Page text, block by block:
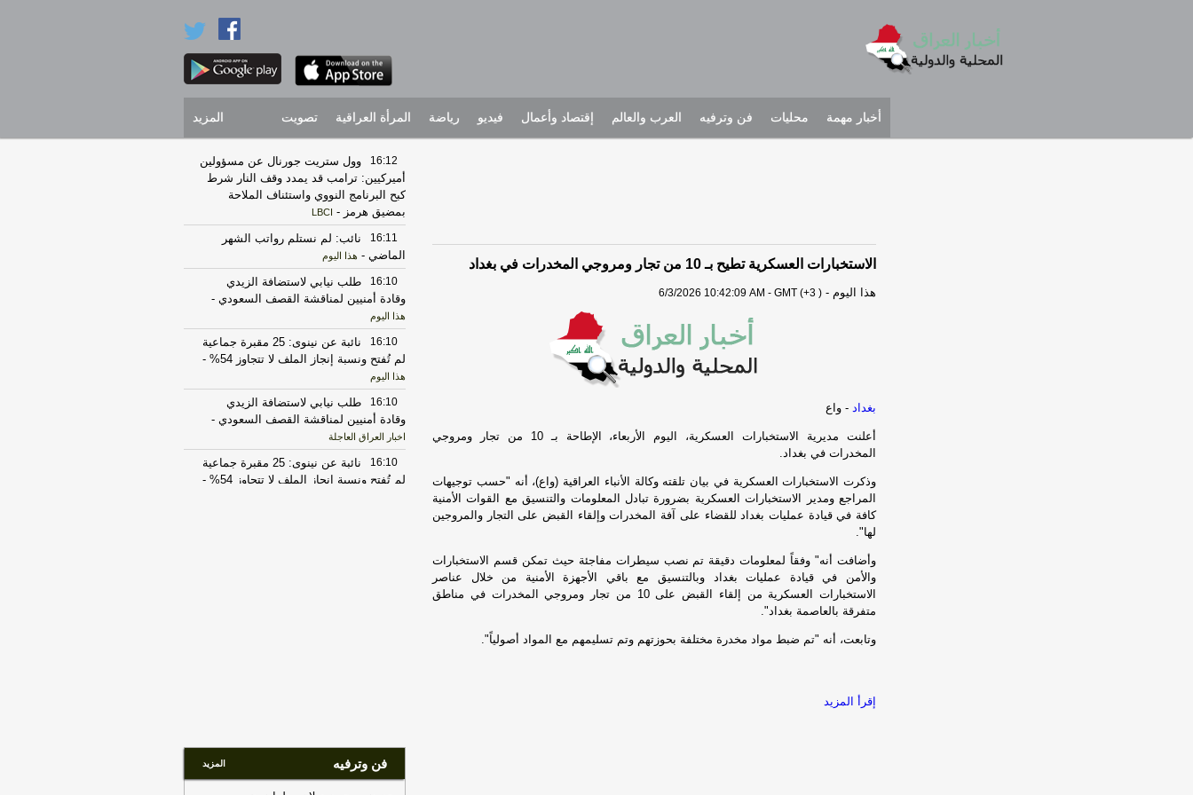
أخبار مهمة محليات فن وترفيه العرب والعالم إقتصاد وأعمال فيديو رياضة المرأة العراقية تصويت المزيد
الاستخبارات العسكرية تطيح بـ 10 من تجار ومروجي المخدرات في بغداد
هذا اليوم -
6/3/2026 10:42:09 AM - GMT (+3 )
بغداد - واع
أعلنت مديرية الاستخبارات العسكرية، اليوم الأربعاء، الإطاحة بـ 10 من تجار ومروجي
المخدرات في بغداد.
وذكرت الاستخبارات العسكرية في بيان تلقته وكالة الأنباء العراقية (واع)، أنه "حسب توجيهات
المراجع ومدير الاستخبارات العسكرية بضرورة تبادل المعلومات والتنسيق مع القوات الأمنية
كافة في قيادة عمليات بغداد للقضاء على آفة المخدرات وإلقاء القبض على التجار والمروجين
لها".
وأضافت أنه" وفقاً لمعلومات دقيقة تم نصب سيطرات مفاجئة حيث تمكن قسم الاستخبارات
والأمن في قيادة عمليات بغداد وبالتنسيق مع باقي الأجهزة الأمنية من خلال عناصر
الاستخبارات العسكرية من إلقاء القبض على 10 من تجار ومروجي المخدرات في مناطق
متفرقة بالعاصمة بغداد".
وتابعت، أنه "تم ضبط مواد مخدرة مختلفة بحوزتهم وتم تسليمهم مع المواد أصولياً".
إقرأ المزيد
16:12
وول ستريت جورنال عن مسؤولين
أميركيين: ترامب قد يمدد وقف النار شرط
كبح البرنامج النووي واستئناف الملاحة
بمضيق هرمز -
LBCI
16:11
نائب: لم نستلم رواتب الشهر
الماضي - هذا اليوم
16:10
طلب نيابي لاستضافة الزيدي
وقادة أمنيين لمناقشة القصف السعودي -
هذا اليوم
16:10
نائبة عن نينوى: 25 مقبرة جماعية
لم تُفتح ونسبة إنجاز الملف لا تتجاوز 54%
-
هذا اليوم
16:10
طلب نيابي لاستضافة الزيدي
وقادة أمنيين لمناقشة القصف السعودي -
اخبار العراق العاجلة
16:10
نائبة عن نينوى: 25 مقبرة جماعية
لم تُفتح ونسبة إنجاز الملف لا تتجاوز 54%
-
15:59 فيديو | ارض النرجس شقلاوة-هذا
اليوم
أمراض القلب تتزايد في سن
فن وترفيه المزيد